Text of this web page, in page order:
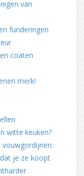
van
funderingen
coaten
merk!
witte keuken?
je ze koopt